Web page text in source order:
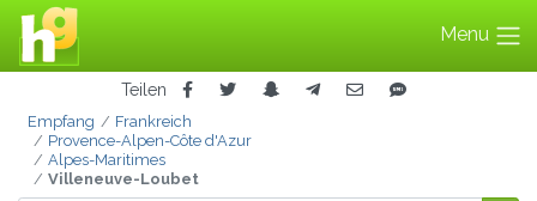
Menu
Teilen
Empfang
Frankreich
Provence-Alpen-Côte d'Azur
Alpes-Maritimes
Villeneuve-Loubet